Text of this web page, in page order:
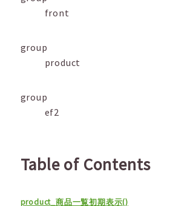
front
group
product
group
ef2
Table of Contents
product_商品一覧初期表示()